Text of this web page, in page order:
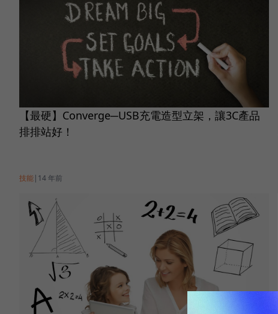
【最硬】Converge─USB充電造型立架，讓3C產品
排排站好！
技能| 14 年前